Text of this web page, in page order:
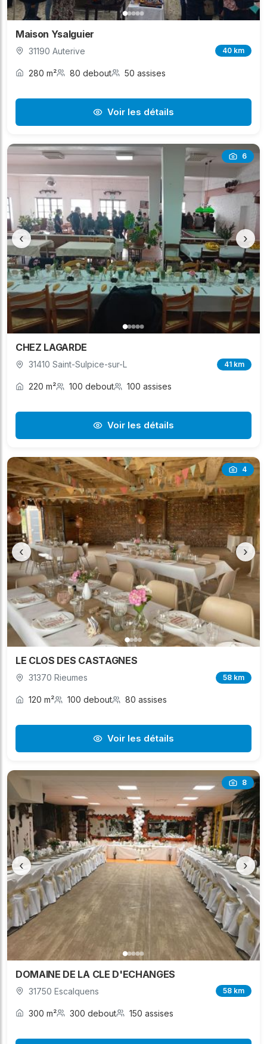
Maison Ysalguier
31190 Auterive 40 km
280 m² 80 debout 50 assises
Voir les détails
6
‹ ›
CHEZ LAGARDE
31410 Saint-Sulpice-sur-L 41 km
220 m² 100 debout 100 assises
Voir les détails
4
‹ ›
LE CLOS DES CASTAGNES
31370 Rieumes 58 km
120 m² 100 debout 80 assises
Voir les détails
8
‹ ›
DOMAINE DE LA CLE D'ECHANGES
31750 Escalquens 58 km
300 m² 300 debout 150 assises